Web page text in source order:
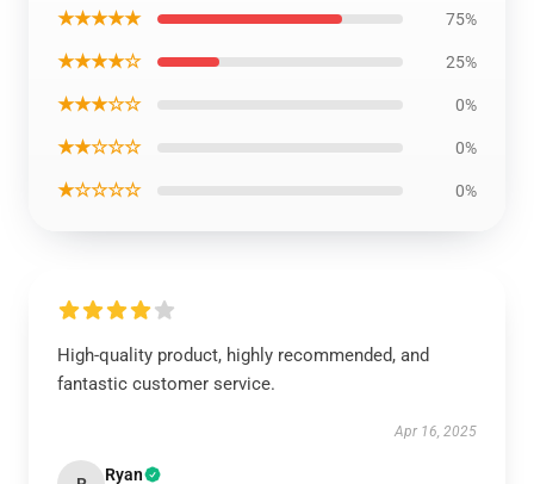
★★★★★ 75%
★★★★☆ 25%
★★★☆☆ 0%
★★☆☆☆ 0%
★☆☆☆☆ 0%
High-quality product, highly recommended, and
fantastic customer service.
Apr 16, 2025
Ryan